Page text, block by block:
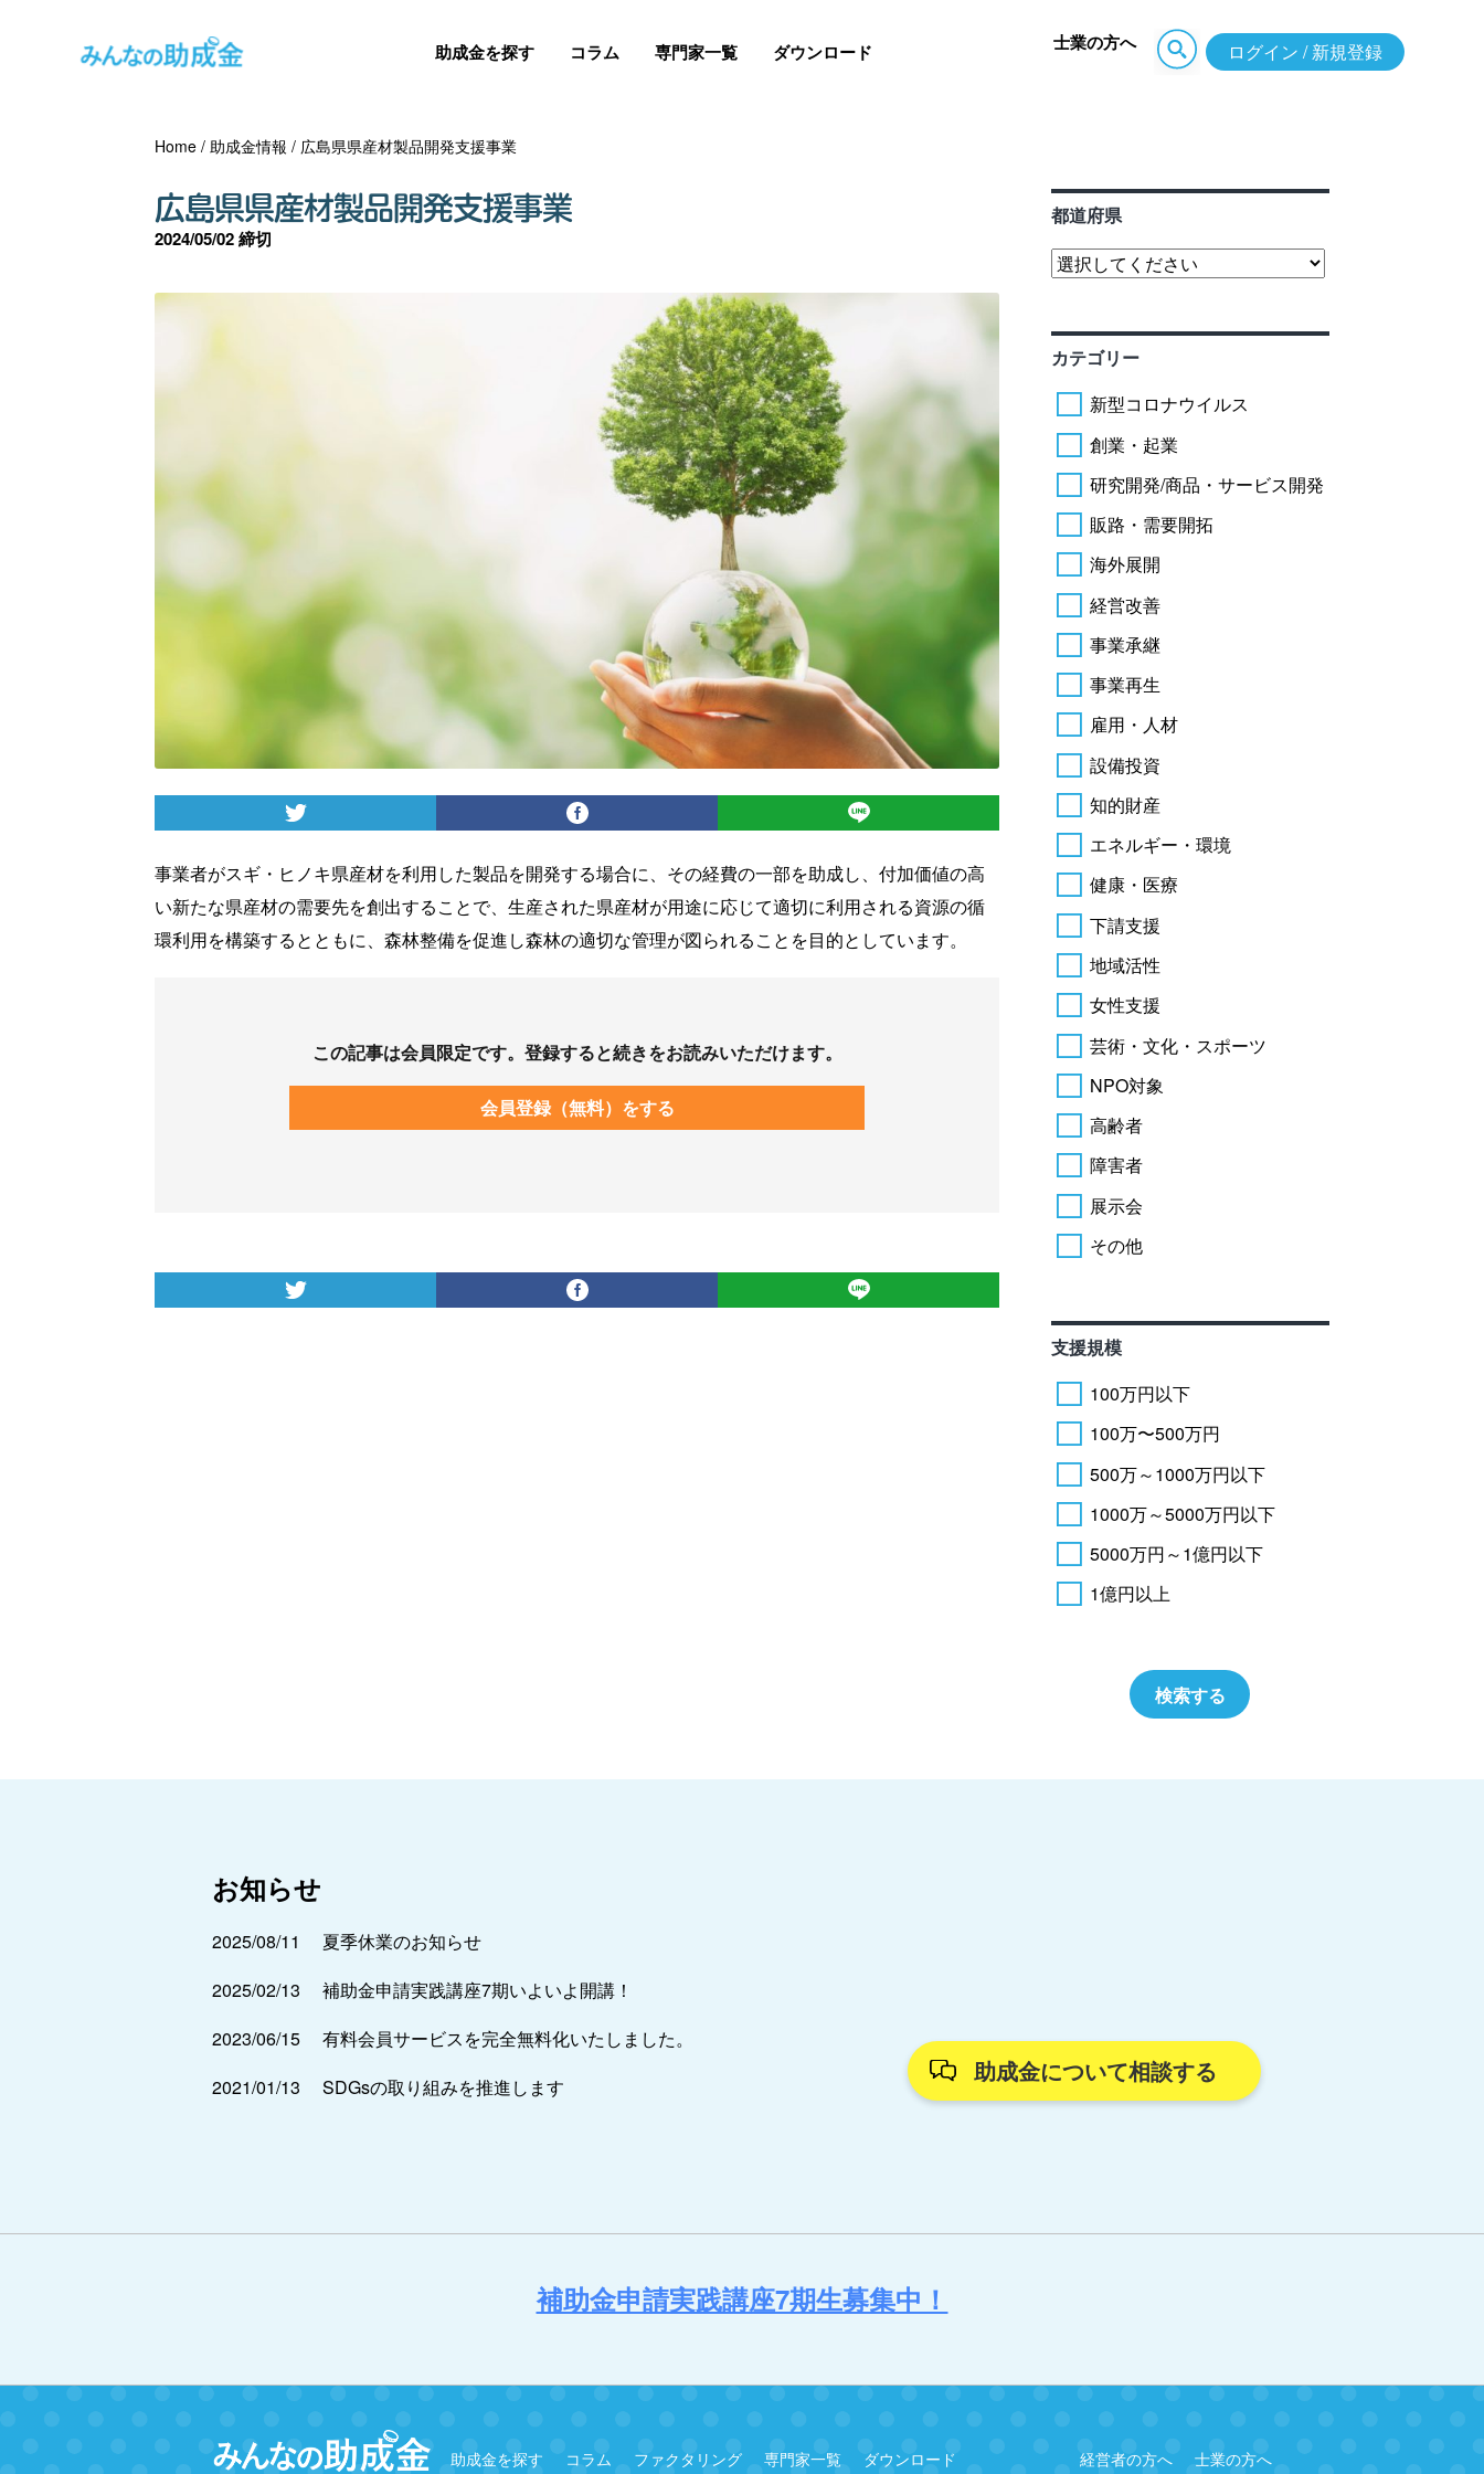
助成金を探す コラム 専門家一覧 ダウンロード 士業の方へ ログイン / 新規登録
Home /助成金情報 / 広島県県産材製品開発支援事業
広島県県産材製品開発支援事業
2024/05/02 締切
事業者がスギ・ヒノキ県産材を利用した製品を開発する場合に、その経費の一部を助成し、付加価値の高
い新たな県産材の需要先を創出することで、生産された県産材が用途に応じて適切に利用される資源の循
環利用を構築するとともに、森林整備を促進し森林の適切な管理が図られることを目的としています。
この記事は会員限定です。登録すると続きをお読みいただけます。
会員登録（無料）をする
都道府県
カテゴリー
新型コロナウイルス
創業・起業
研究開発/商品・サービス開発
販路・需要開拓
海外展開
経営改善
事業承継
事業再生
雇用・人材
設備投資
知的財産
エネルギー・環境
健康・医療
下請支援
地域活性
女性支援
芸術・文化・スポーツ
NPO対象
高齢者
障害者
展示会
その他
支援規模
100万円以下
100万〜500万円
500万～1000万円以下
1000万～5000万円以下
5000万円～1億円以下
1億円以上
お知らせ
2025/08/11
夏季休業のお知らせ
2025/02/13
補助金申請実践講座7期いよいよ開講！
2023/06/15
有料会員サービスを完全無料化いたしました。
2021/01/13
SDGsの取り組みを推進します
助成金について相談する
補助金申請実践講座7期生募集中！
助成金を探す コラム ファクタリング 専門家一覧 ダウンロード 経営者の方へ 士業の方へ